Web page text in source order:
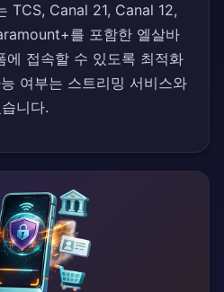
TCS, Canal 21, Canal 12,
를 포함한 엘살바
에 접속할 수 있도록 최적화
여부는 스트리밍 서비스와
니다.